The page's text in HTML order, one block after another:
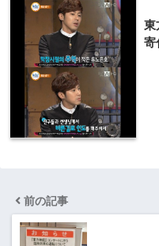
東
寄
前の記事